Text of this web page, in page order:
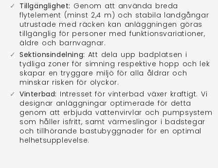
Tillgänglighet: Genom att använda breda
flytelement (minst 2,4 m) och stabila landgångar
utrustade med räcken kan anläggningen göras
tillgänglig för personer med funktionsvariationer,
äldre och barnvagnar.
Sektionsindelning: Att dela upp badplatsen i
tydliga zoner för simning respektive hopp och lek
skapar en tryggare miljö för alla åldrar och
minskar risken för olyckor.
Vinterbad: Intresset för vinterbad växer kraftigt. Vi
designar anläggningar optimerade för detta
genom att erbjuda vattenvirvlar och pumpsystem
som håller isfritt, samt värmeslingor i badstegar
och tillhörande bastubyggnader för en optimal
helhetsupplevelse.